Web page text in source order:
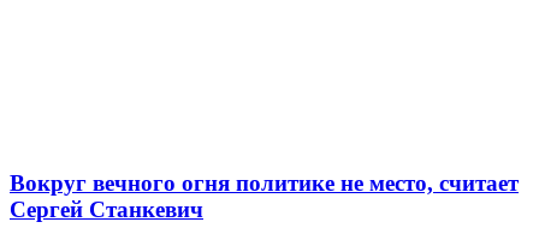
Вокруг вечного огня политике не место, считает
Сергей Станкевич